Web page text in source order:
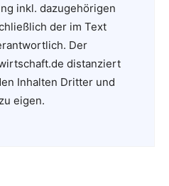
inkl. dazugehörigen
der im Text
Der
distanziert
Inhalten Dritter und
eigen.